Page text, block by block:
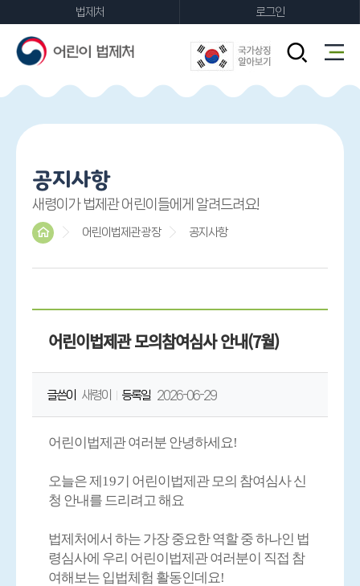
법제처
로그인
공지사항
새령이가 법제관 어린이들에게 알려드려요!
어린이법제관 광장 공지사항
어린이법제관 모의참여심사 안내(7월)
글쓴이 새령이 등록일 2026-06-29
어린이법제관 여러분 안녕하세요!
오늘은 제 19기 어린이법제관 모의 참여심사 신
청 안내를 드리려고 해요
법제처에서 하는 가장 중요한 역할 중 하나인 법
령심사에 우리 어린이법제관 여러분이 직접 참
여해보는 입법체험 활동인데요!